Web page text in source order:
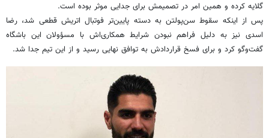
گلایه کرده و همین امر در تصمیمش برای جدایی موثر بوده است.
پس از اینکه سقوط سن‌پولتن به دسته پایین‌تر فوتبال اتریش قطعی شد، رضا
اسدی نیز به دلیل فراهم نبودن شرایط همکاری‌اش با مسؤولان این باشگاه
گفت‌وگو کرد و برای فسخ قراردادش به توافق نهایی رسید و از این تیم جدا شد.